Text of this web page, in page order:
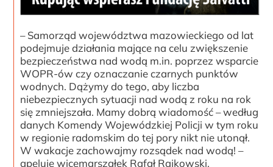
– Samorząd województwa mazowieckiego od lat
podejmuje działania mające na celu zwiększenie
bezpieczeństwa nad wodą m.in. poprzez wsparcie
WOPR-ów czy oznaczanie czarnych punktów
wodnych. Dążymy do tego, aby liczba
niebezpiecznych sytuacji nad wodą z roku na rok
się zmniejszała. Mamy dobrą wiadomość – według
danych Komendy Wojewódzkiej Policji w tym roku
w regionie radomskim do tej pory nikt nie utonął.
W wakacje zachowajmy rozsądek nad wodą! –
apeluje wicemarszałek Rafał Rajkowski.